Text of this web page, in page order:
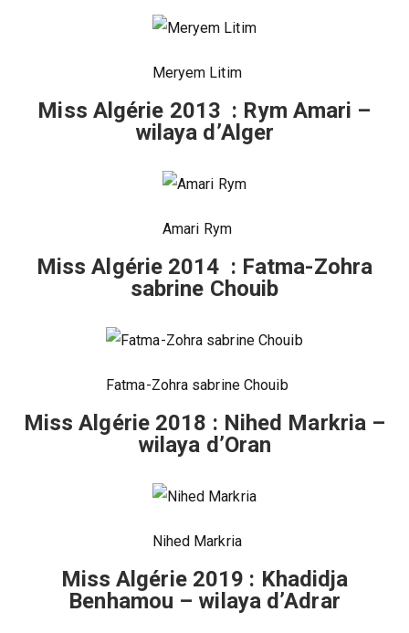
Meryem Litim
Miss Algérie 2013 : Rym Amari –
wilaya d’Alger
Amari Rym
Miss Algérie 2014 : Fatma-Zohra
sabrine Chouib
Fatma-Zohra sabrine Chouib
Miss Algérie 2018 : Nihed Markria –
wilaya d’Oran
Nihed Markria
Miss Algérie 2019 : Khadidja
Benhamou – wilaya d’Adrar